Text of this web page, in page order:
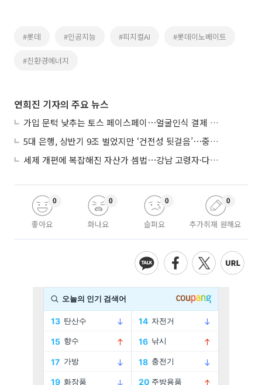
#롯데 #인공지능 #피지컬AI #롯데이노베이트
#친환경에너지
연희진 기자의 주요 뉴스
가입 문턱 낮추는 토스 페이스페이⋯얼굴인식 결제 확산 속도낸다
5대 은행, 상반기 9조 벌었지만 ‘건전성 뒷걸음’⋯중기대출 문턱 높아지나
세제 개편에 복잡해진 자산가 셈법⋯강남 고령자·다주택자 ‘자산재편 고심’
좋아요
0
화나요
0
슬퍼요
0
추가취재 원해요
0